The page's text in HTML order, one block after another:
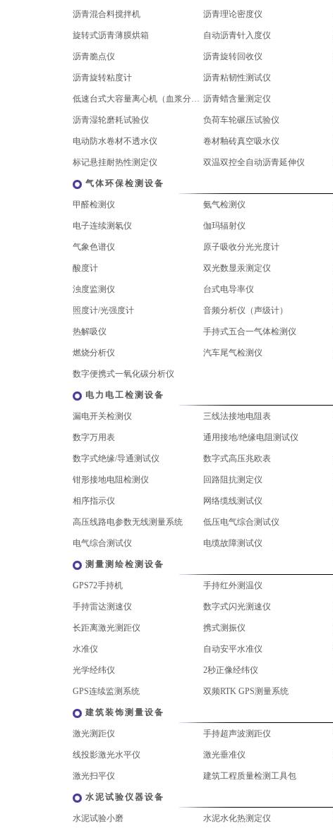
沥青混合料搅拌机 沥青理论密度仪
旋转式沥青薄膜烘箱 自动沥青针入度仪
沥青脆点仪 沥青旋转回收仪
沥青旋转粘度计 沥青粘韧性测试仪
低速台式大容量离心机（血浆分离机） 沥青蜡含量测定仪
沥青湿轮磨耗试验仪 负荷车轮碾压试验仪
电动防水卷材不透水仪 卷材釉砖真空吸水仪
标记悬挂耐热性测定仪 双温双控全自动沥青延伸仪
气体环保检测设备
甲醛检测仪 氨气检测仪
电子连续测氡仪 伽玛辐射仪
气象色谱仪 原子吸收分光光度计
酸度计 双光数显汞测定仪
浊度监测仪 台式电导率仪
照度计/光强度计 音频分析仪（声级计）
热解吸仪 手持式五合一气体检测仪
燃烧分析仪 汽车尾气检测仪
数字便携式一氧化碳分析仪
电力电工检测设备
漏电开关检测仪 三线法接地电阻表
数字万用表 通用接地/绝缘电阻测试仪
数字式绝缘/导通测试仪 数字式高压兆欧表
钳形接地电阻检测仪 回路阻抗测定仪
相序指示仪 网络缆线测试仪
高压线路电参数无线测量系统 低压电气综合测试仪
电气综合测试仪 电缆故障测试仪
测量测绘检测设备
GPS72手持机 手持红外测温仪
手持雷达测速仪 数字式闪光测速仪
长距离激光测距仪 携式测振仪
水准仪 自动安平水准仪
光学经纬仪 2秒正像经纬仪
GPS连续监测系统 双频RTK GPS测量系统
建筑装饰测量设备
激光测距仪 手持超声波测距仪
线投影激光水平仪 激光垂准仪
激光扫平仪 建筑工程质量检测工具包
水泥试验仪器设备
水泥试验小磨 水泥水化热测定仪